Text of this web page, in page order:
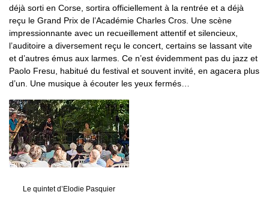
déjà sorti en Corse, sortira officiellement à la rentrée et a déjà
reçu le Grand Prix de l’Académie Charles Cros. Une scène
impressionnante avec un recueillement attentif et silencieux,
l’auditoire a diversement reçu le concert, certains se lassant vite
et d’autres émus aux larmes. Ce n’est évidemment pas du jazz et
Paolo Fresu, habitué du festival et souvent invité, en agacera plus
d’un. Une musique à écouter les yeux fermés…
Le quintet d’Elodie Pasquier